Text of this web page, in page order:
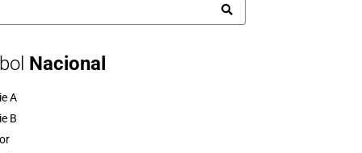
Nacional
A
B